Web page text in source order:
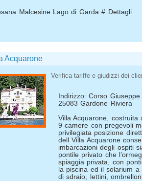
Malcesine Lago di Garda # Dettagli
Acquarone
Verifica tariffe e giudizzi dei
Indirizzo: Corso
25083 Gardone Riviera
Villa Acquarone, costruita
9 camere con pregevoli
privilegiata posizione
dell Villa Acquarone
imbarcazioni degli ospiti
pontile privato che
spiaggia privata, con
la piscina ed il solarium
di sdraio, lettini,